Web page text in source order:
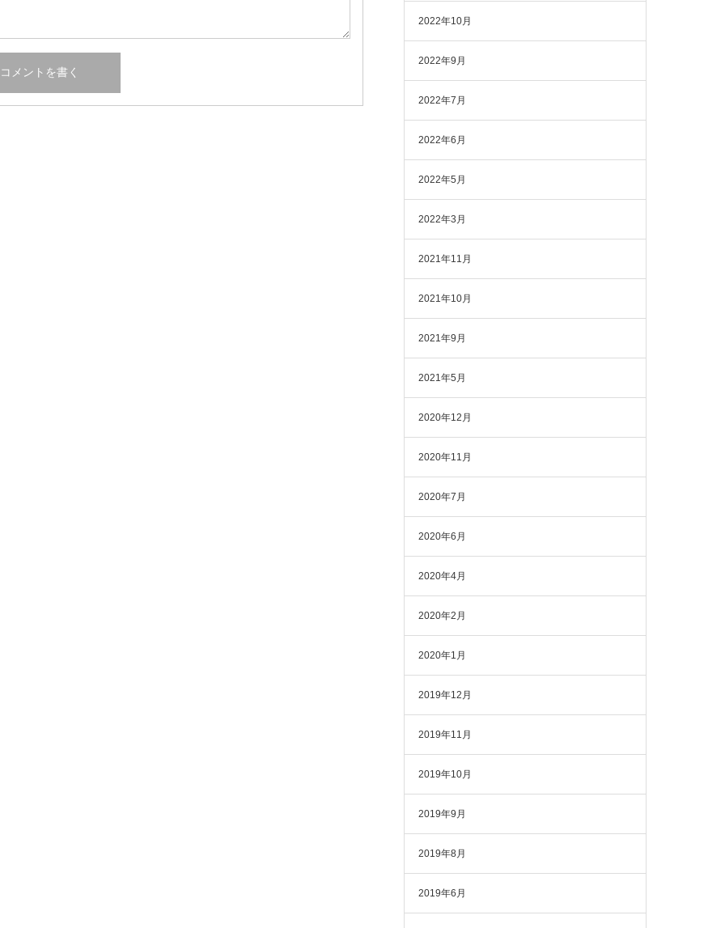
2022年10月
2022年9月
2022年7月
2022年6月
2022年5月
2022年3月
2021年11月
2021年10月
2021年9月
2021年5月
2020年12月
2020年11月
2020年7月
2020年6月
2020年4月
2020年2月
2020年1月
2019年12月
2019年11月
2019年10月
2019年9月
2019年8月
2019年6月